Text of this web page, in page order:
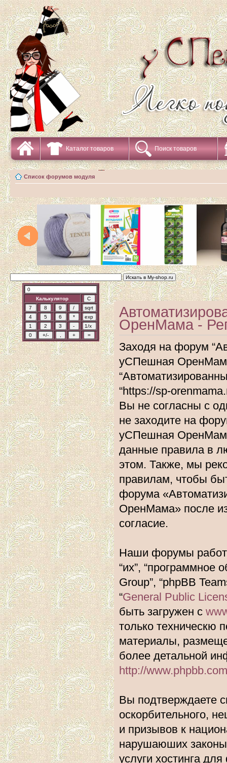
Каталог товаров Поиск товаров
Список форумов модуля
Калькулятор
ОренМама -
Заходя на форум
уСПешная
“https://sp-
Вы не согласны с
не заходите на
уСПешная
данные правила в
этом. Также, мы
правилам, чтобы
форума
ОренМама» после
согласие.
Наши форумы
“их”, “программное
Group”, “phpBB
“General Public
быть загружен с
только техническю
материалы,
более детальной
http://
Вы подтверждаете
оскорбительного,
и призывов к
нарушаюших законы
услуги хостинга